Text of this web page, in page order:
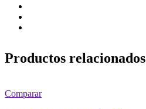
Productos relacionados
Comparar